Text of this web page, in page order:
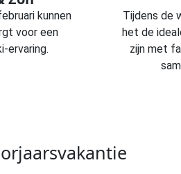
kunnen
voor een
ervaring.
Tijdens de
het de
zijn met